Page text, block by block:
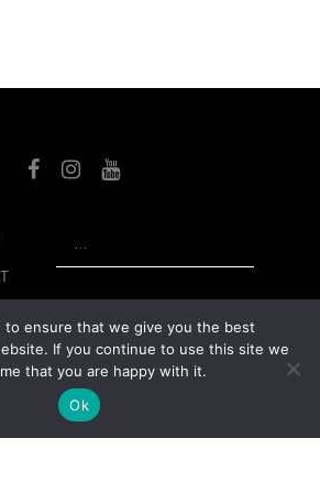
to ensure that we give you the best
If you continue to use this site we
that you are happy with it.
Ok